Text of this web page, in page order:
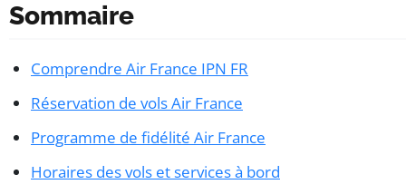
Sommaire
Comprendre Air France IPN FR
Réservation de vols Air France
Programme de fidélité Air France
Horaires des vols et services à bord